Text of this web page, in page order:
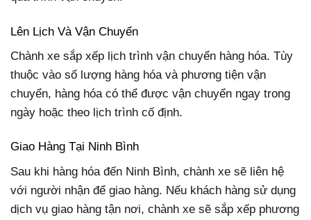
Lên Lịch Và Vận Chuyển
Chành xe sắp xếp lịch trình vận chuyển hàng hóa. Tùy
thuộc vào số lượng hàng hóa và phương tiện vận
chuyển, hàng hóa có thể được vận chuyển ngay trong
ngày hoặc theo lịch trình cố định.
Giao Hàng Tại Ninh Bình
Sau khi hàng hóa đến Ninh Bình, chành xe sẽ liên hệ
với người nhận để giao hàng. Nếu khách hàng sử dụng
dịch vụ giao hàng tận nơi, chành xe sẽ sắp xếp phương